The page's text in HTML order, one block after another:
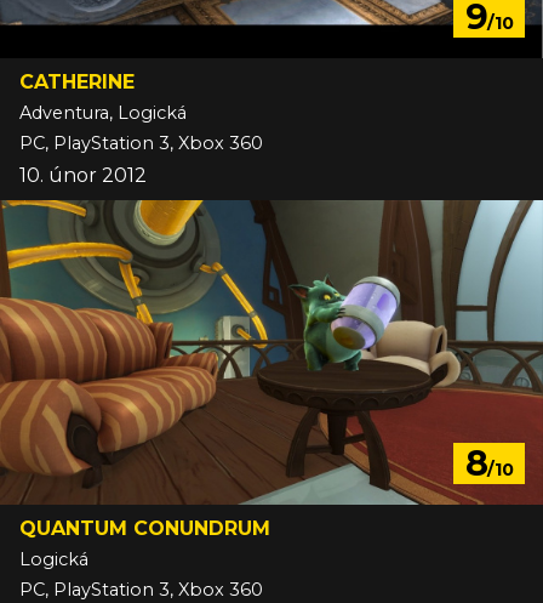
9/10
CATHERINE
Adventura, Logická
PC, PlayStation 3, Xbox 360
10. únor 2012
8/10
QUANTUM CONUNDRUM
Logická
PC, PlayStation 3, Xbox 360